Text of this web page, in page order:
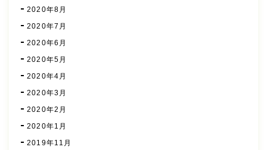
2020年8月
2020年7月
2020年6月
2020年5月
2020年4月
2020年3月
2020年2月
2020年1月
2019年11月